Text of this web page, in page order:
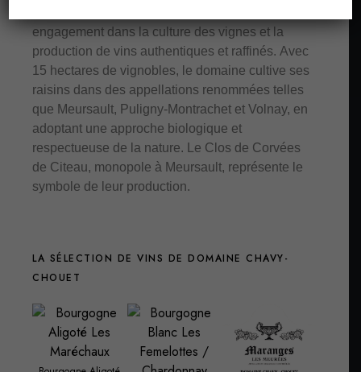
engagement dans la culture des vignes et la
production de vins authentiques et raffinés. Avec
15 hectares de vignobles, le domaine cultive ses
raisins dans des appellations renommées telles
que Meursault, Puligny-Montrachet et Volnay, en
adoptant une approche biologique et
respectueuse de la nature. Le Clos de Corvées
de Citeau, monopole à Meursault, représente le
symbole de leur production.
LA SÉLECTION DE VINS DE DOMAINE CHAVY-
CHOUET